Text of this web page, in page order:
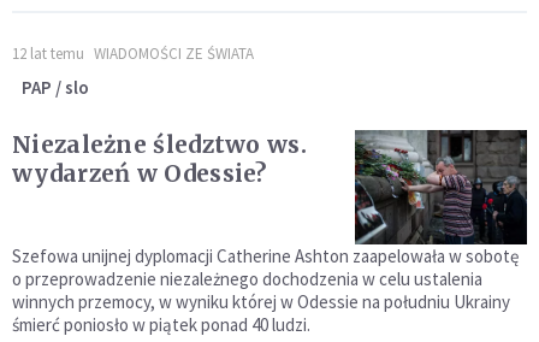
12 lat temu WIADOMOŚCI ZE ŚWIATA
PAP / slo
Niezależne śledztwo ws.
wydarzeń w Odessie?
Szefowa unijnej dyplomacji Catherine Ashton zaapelowała w sobotę
o przeprowadzenie niezależnego dochodzenia w celu ustalenia
winnych przemocy, w wyniku której w Odessie na południu Ukrainy
śmierć poniosło w piątek ponad 40 ludzi.